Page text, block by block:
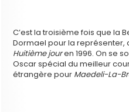
C’est la troisième fois que la
Dormael pour la représenter,
Huitième jouren 1996. On se
Oscar spécial du meilleur
étrangère pour Maedeli-La-